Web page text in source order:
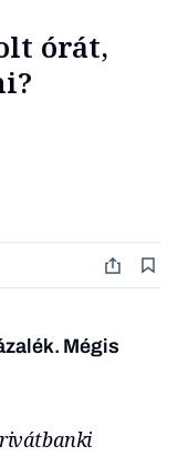
órát,
Mégis